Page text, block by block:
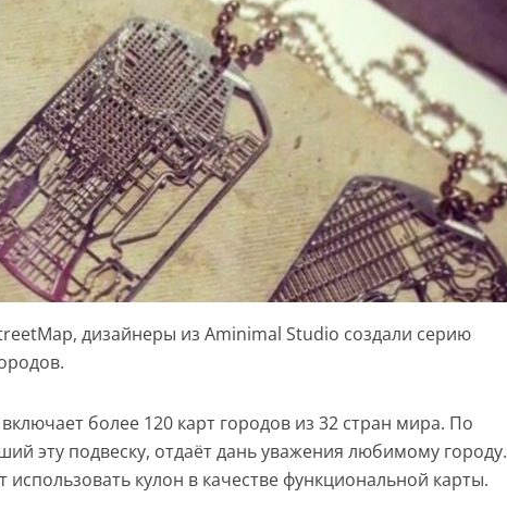
дизайнеры из Aminimal Studio создали серию
более 120 карт городов из 32 стран мира. По
эту подвеску, отдаёт дань уважения любимому городу.
кулон в качестве функциональной карты.